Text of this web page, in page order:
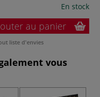
En stock
au panier
liste d'envies
vous